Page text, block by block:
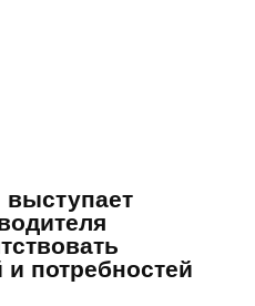
потребностей